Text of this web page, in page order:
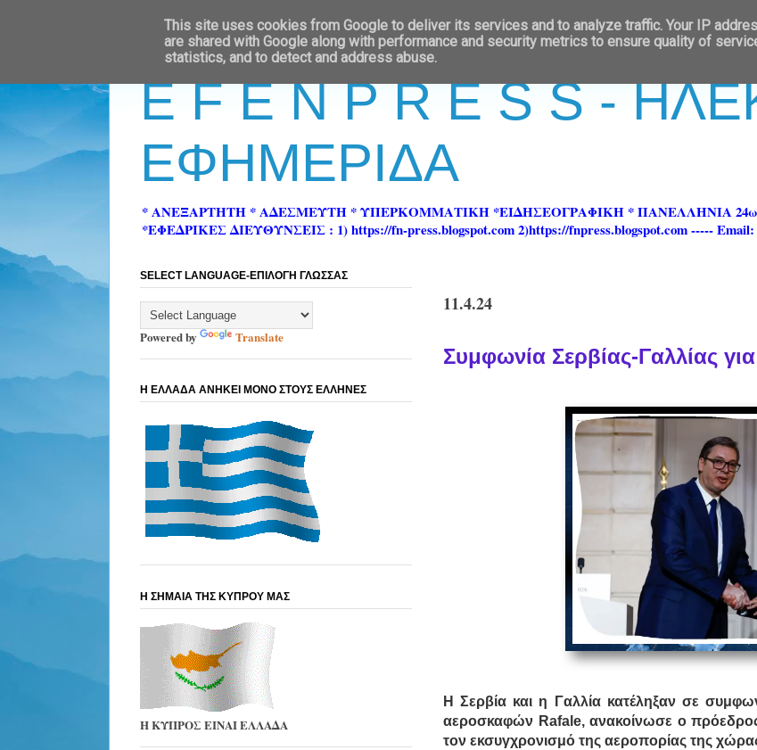
E F E N P R E S S -
ΕΦΗΜΕΡΙΔΑ
* ΑΝΕΞΑΡΤΗΤΗ * ΑΔΕΣΜΕΥΤΗ * ΥΠΕΡΚΟΜΜΑΤΙΚΗ *ΕΙΔΗΣΕΟΓΡΑΦΙΚΗ * ΠΑΝΕΛΛΗΝΙΑ
*ΕΦΕΔΡΙΚΕΣ ΔΙΕΥΘΥΝΣΕΙΣ : 1) https://fn-press.blogspot.com 2)https://fnpress.blogspot.com ----- Email:
11.4.24
Συμφωνία Σερβίας-Γαλλίας
Η Σερβία και η Γαλλία κατέληξαν σε
αεροσκαφών Rafale, ανακοίνωσε ο
τον εκσυγχρονισμό της αεροπορίας της
SELECT LANGUAGE-ΕΠΙΛΟΓΗ ΓΛΩΣΣΑΣ
Powered by Translate
Η ΕΛΛΑΔΑ ΑΝΗΚΕΙ ΜΟΝΟ ΣΤΟΥΣ ΕΛΛΗΝΕΣ
Η ΣΗΜΑΙΑ ΤΗΣ ΚΥΠΡΟΥ ΜΑΣ
Η ΚΥΠΡΟΣ ΕΙΝΑΙ ΕΛΛΑΔΑ
This site uses cookies from Google to deliver its services and to analyze traffic. Your IP
are shared with Google along with performance and security metrics to ensure quality of
statistics, and to detect and address abuse.